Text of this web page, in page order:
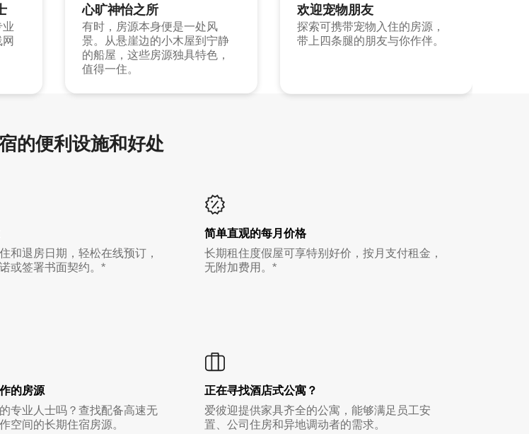
心旷神怡之所
有时，房源本身便是一处风
景。从悬崖边的小木屋到宁静
的船屋，这些房源独具特色，
值得一住。
欢迎宠物朋友
探索可携带宠物入住的房源，
带上四条腿的朋友与你作伴。
的便利设施和好处
和退房日期，轻松在线预订，
或签署书面契约。*
简单直观的每月价格
长期租住度假屋可享特别好价，按月支付租金，
无附加费用。*
的房源
专业人士吗？查找配备高速无
空间的长期住宿房源。
正在寻找酒店式公寓？
爱彼迎提供家具齐全的公寓，能够满足员工安
置、公司住房和异地调动者的需求。